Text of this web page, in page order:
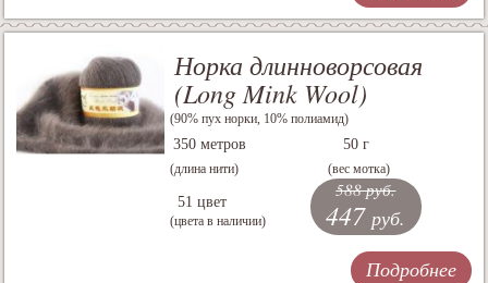
Норка длинноворсовая
(Long Mink Wool)
(90% пух норки, 10% полиамид)
350 метров
(длина нити)
50 г
(вес мотка)
51 цвет
(цвета в наличии)
588 руб.
447 руб.
Подробнее